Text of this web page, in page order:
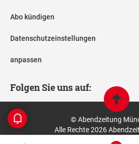
Abo kündigen
Datenschutzeinstellungen
anpassen
Folgen Sie uns auf:
© Abendzeitung
Alle Rechte 2026